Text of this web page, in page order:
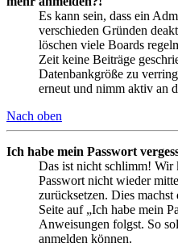
Es kann sein, dass ein
verschieden Gründen
löschen viele Boards
Zeit keine Beiträge
Datenbankgröße zu
erneut und nimm aktiv an
Nach oben
Ich habe mein Passwort
Das ist nicht schlimm! Wir
Passwort nicht wieder
zurücksetzen. Dies
Seite auf „Ich habe mein
Anweisungen folgst. So
anmelden können.